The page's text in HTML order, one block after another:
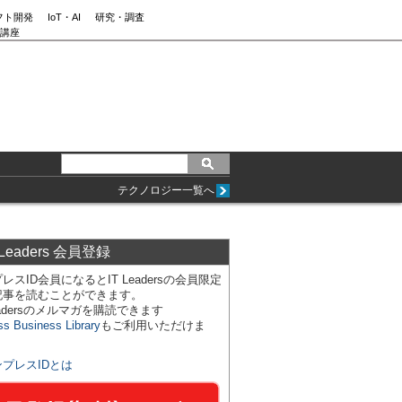
ト開発 IoT・AI
研究・調査
座
テクノロジー一覧へ
会員登録
スID会員になるとIT Leadersの会員限定
を読むことができます。
のメルマガを購読できます
Business Libraryもご利用いただけま
プレスIDとは